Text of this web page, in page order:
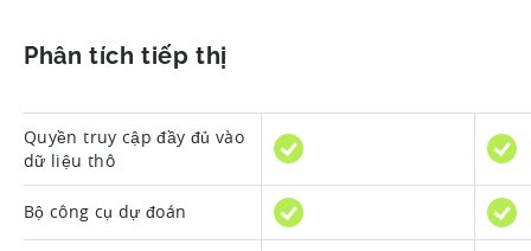
Phân tích tiếp thị
Quyền truy cập đầy đủ vào
dữ liệu thô
Bộ công cụ dự đoán